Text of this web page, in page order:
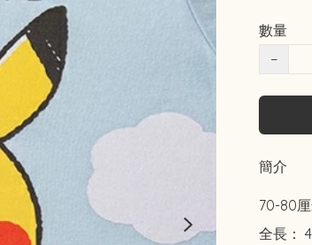
數量
−
簡介
70-80
全長：